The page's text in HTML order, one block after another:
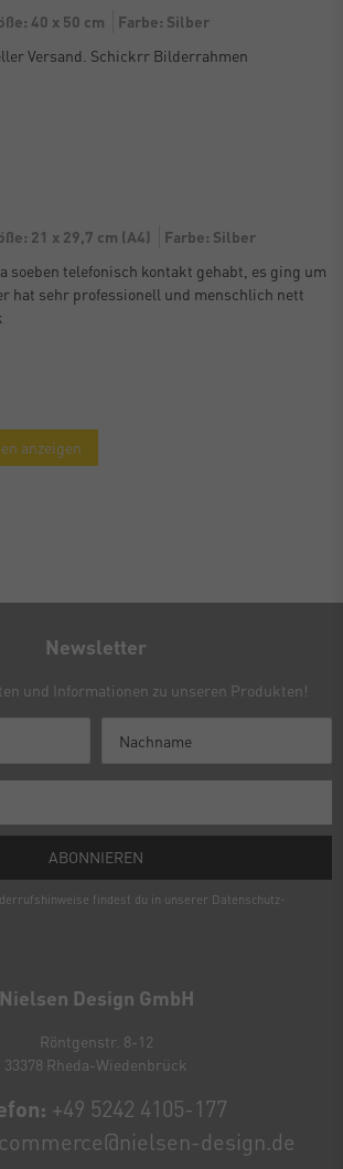
40 x 50 cm
Farbe: Silber
Versand. Schickrr Bilderrahmen
21 x 29,7 cm (A4)
Farbe: Silber
soeben telefonisch kontakt gehabt, es ging um
hat sehr professionell und menschlich nett
anzeigen
Nielsen Design GmbH
Röntgenstr. 8-12
33378 Rheda-Wiedenbrück
+49 5242 4105-177
design.de
Newsletter
und Informationen zu unseren Produkten!
ABONNIEREN
findest du in unserer Daten­schutz­